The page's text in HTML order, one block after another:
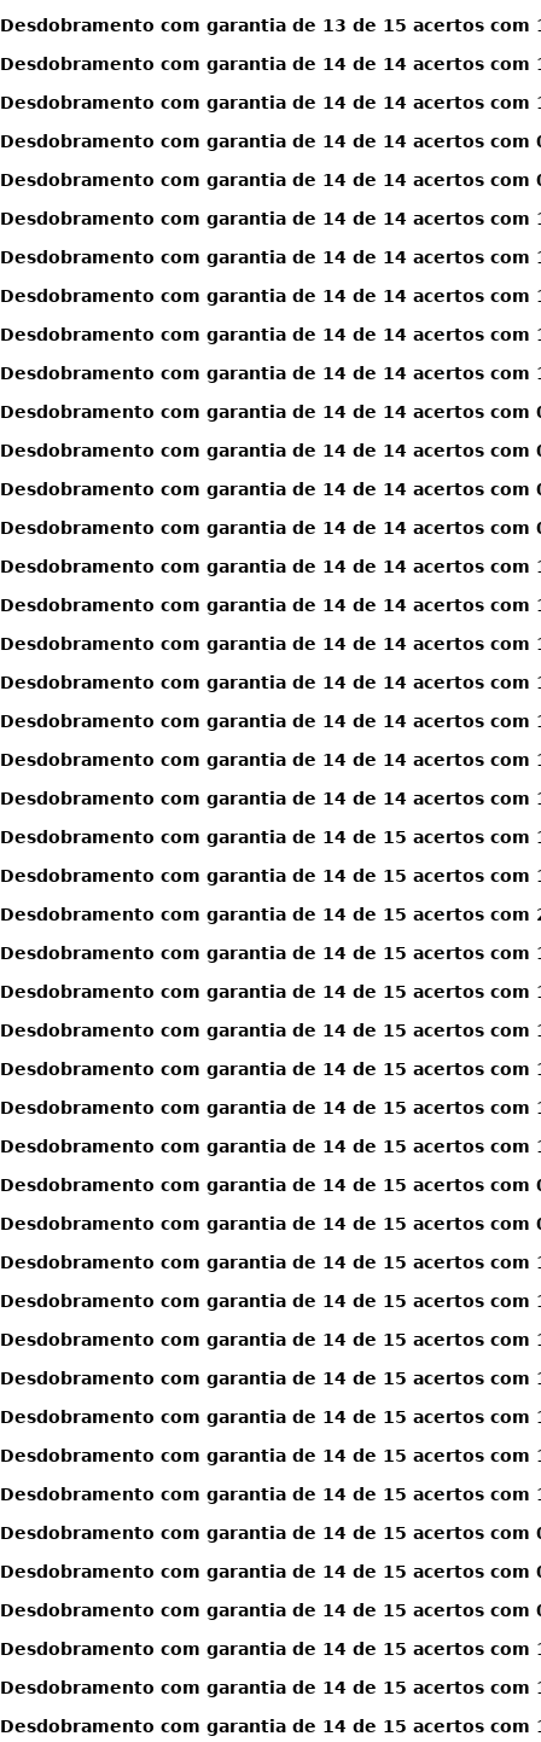
Desdobramento com garantia de 13 de 15 acertos com
Desdobramento com garantia de 14 de 14 acertos com
Desdobramento com garantia de 14 de 14 acertos com
Desdobramento com garantia de 14 de 14 acertos com
Desdobramento com garantia de 14 de 14 acertos com
Desdobramento com garantia de 14 de 14 acertos com
Desdobramento com garantia de 14 de 14 acertos com
Desdobramento com garantia de 14 de 14 acertos com
Desdobramento com garantia de 14 de 14 acertos com
Desdobramento com garantia de 14 de 14 acertos com
Desdobramento com garantia de 14 de 14 acertos com
Desdobramento com garantia de 14 de 14 acertos com
Desdobramento com garantia de 14 de 14 acertos com
Desdobramento com garantia de 14 de 14 acertos com
Desdobramento com garantia de 14 de 14 acertos com
Desdobramento com garantia de 14 de 14 acertos com
Desdobramento com garantia de 14 de 14 acertos com
Desdobramento com garantia de 14 de 14 acertos com
Desdobramento com garantia de 14 de 14 acertos com
Desdobramento com garantia de 14 de 14 acertos com
Desdobramento com garantia de 14 de 14 acertos com
Desdobramento com garantia de 14 de 15 acertos com
Desdobramento com garantia de 14 de 15 acertos com
Desdobramento com garantia de 14 de 15 acertos com
Desdobramento com garantia de 14 de 15 acertos com
Desdobramento com garantia de 14 de 15 acertos com
Desdobramento com garantia de 14 de 15 acertos com
Desdobramento com garantia de 14 de 15 acertos com
Desdobramento com garantia de 14 de 15 acertos com
Desdobramento com garantia de 14 de 15 acertos com
Desdobramento com garantia de 14 de 15 acertos com
Desdobramento com garantia de 14 de 15 acertos com
Desdobramento com garantia de 14 de 15 acertos com
Desdobramento com garantia de 14 de 15 acertos com
Desdobramento com garantia de 14 de 15 acertos com
Desdobramento com garantia de 14 de 15 acertos com
Desdobramento com garantia de 14 de 15 acertos com
Desdobramento com garantia de 14 de 15 acertos com
Desdobramento com garantia de 14 de 15 acertos com
Desdobramento com garantia de 14 de 15 acertos com
Desdobramento com garantia de 14 de 15 acertos com
Desdobramento com garantia de 14 de 15 acertos com
Desdobramento com garantia de 14 de 15 acertos com
Desdobramento com garantia de 14 de 15 acertos com
Desdobramento com garantia de 14 de 15 acertos com